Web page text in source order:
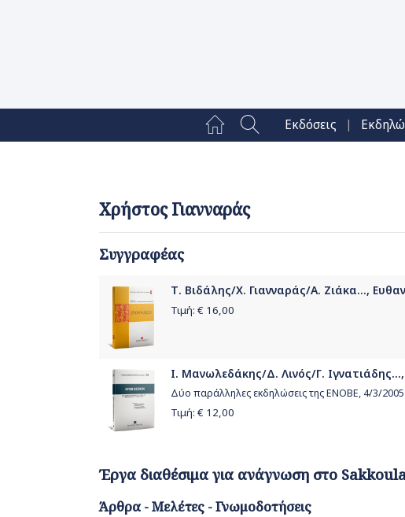
Εκδόσεις |
Χρήστος Γιανναράς
Συγγραφέας
Τ. Βιδάλης/Χ. Γιανναράς/Α. Ζιάκα...,
Τιμή: € 16,00
Ι. Μανωλεδάκης/Δ. Λινός/Γ.
Δύο παράλληλες εκδηλώσεις της ΕΝΟΒΕ, 4/3/2005
Τιμή: € 12,00
Έργα διαθέσιμα για ανάγνωση στο
Άρθρα - Μελέτες - Γνωμοδοτήσεις